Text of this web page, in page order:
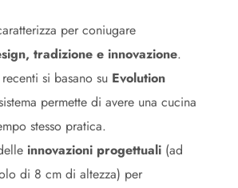
per coniugare
tradizione e innovazione.
si basano su Evolution
permette di avere una cucina
stesso pratica.
innovazioni progettuali (ad
di 8 cm di altezza) per